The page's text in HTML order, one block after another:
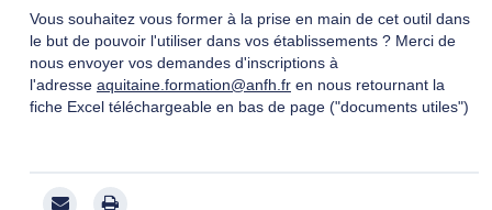
Vous souhaitez vous former à la prise en main de cet outil dans
le but de pouvoir l'utiliser dans vos établissements ? Merci de
nous envoyer vos demandes d'inscriptions à
l'adresse aquitaine.formation@anfh.fr en nous retournant la
fiche Excel téléchargeable en bas de page ("documents utiles")